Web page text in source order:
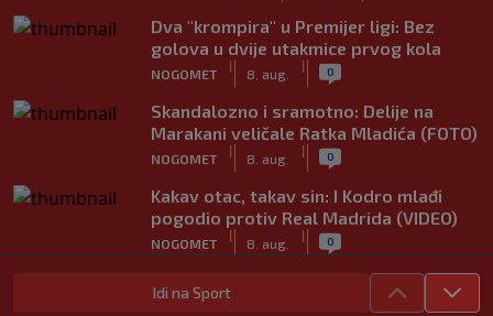
Dva "krompira" u Premijer ligi: Bez
golova u dvije utakmice prvog kola
NOGOMET
|
8. aug.
| 0
Skandalozno i sramotno: Delije na
Marakani veličale Ratka Mladića (FOTO)
NOGOMET
|
8. aug.
| 0
Kakav otac, takav sin: I Kodro mlađi
pogodio protiv Real Madrida (VIDEO)
NOGOMET
|
8. aug.
| 0
Sudija dosjetljivim komentarom
nasmijao publiku nakon žalbe tenisera
Idi na Sport